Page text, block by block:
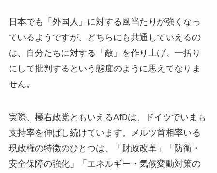
日本でも「外国人」に対する風当たりが強くなっ
ているようですが、どちらにも共通していえるの
は、自分たちに対する「敵」を作り上げ、一括り
にして批判するという態度のように思えてなりま
せん。
実際、極右政党ともいえるAfDは、ドイツでいまも
支持率を伸ばし続けています。メルツ首相率いる
現政権の特徴のひとつは、「財政改革」「防衛・
安全保障の強化」「エネルギー・気候変動対策の